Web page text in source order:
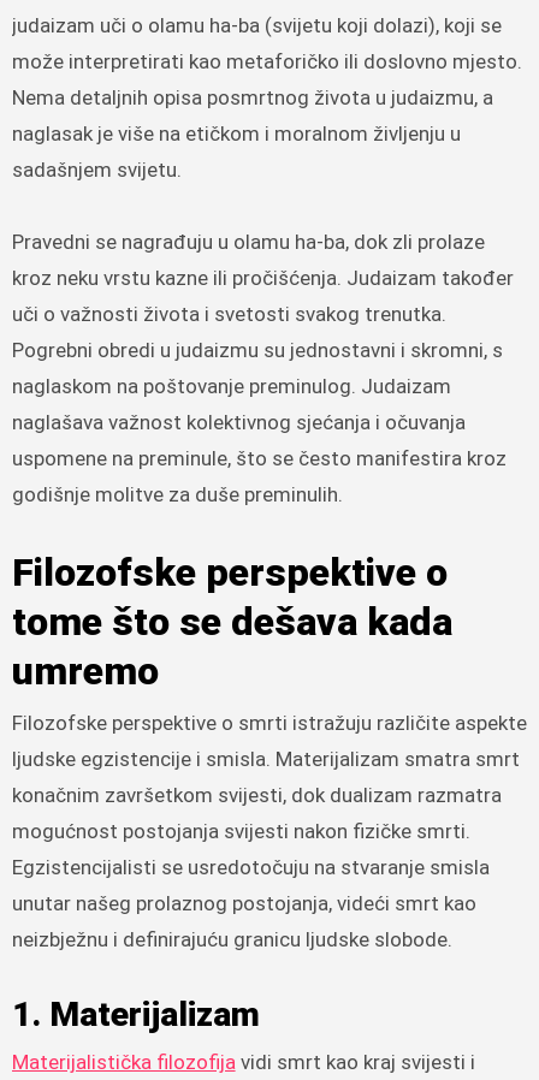
judaizam uči o olamu ha-ba (svijetu koji dolazi), koji se
može interpretirati kao metaforičko ili doslovno mjesto.
Nema detaljnih opisa posmrtnog života u judaizmu, a
naglasak je više na etičkom i moralnom življenju u
sadašnjem svijetu.
Pravedni se nagrađuju u olamu ha-ba, dok zli prolaze
kroz neku vrstu kazne ili pročišćenja. Judaizam također
uči o važnosti života i svetosti svakog trenutka.
Pogrebni obredi u judaizmu su jednostavni i skromni, s
naglaskom na poštovanje preminulog. Judaizam
naglašava važnost kolektivnog sjećanja i očuvanja
uspomene na preminule, što se često manifestira kroz
godišnje molitve za duše preminulih.
Filozofske perspektive o
tome što se dešava kada
umremo
Filozofske perspektive o smrti istražuju različite aspekte
ljudske egzistencije i smisla. Materijalizam smatra smrt
konačnim završetkom svijesti, dok dualizam razmatra
mogućnost postojanja svijesti nakon fizičke smrti.
Egzistencijalisti se usredotočuju na stvaranje smisla
unutar našeg prolaznog postojanja, videći smrt kao
neizbježnu i definirajuću granicu ljudske slobode.
1. Materijalizam
Materijalistička filozofijavidi smrt kao kraj svijesti i